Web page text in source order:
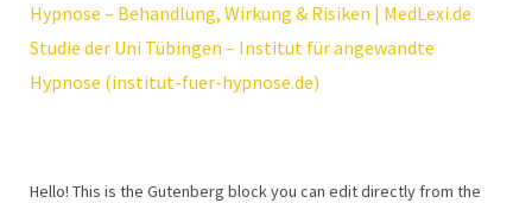
Hypnose – Behandlung, Wirkung & Risiken | MedLexi.de
Studie der Uni Tübingen – Institut für angewandte
Hypnose (institut-fuer-hypnose.de)
Hello! This is the Gutenberg block you can edit directly from the